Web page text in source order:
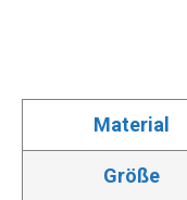
Material
Größe